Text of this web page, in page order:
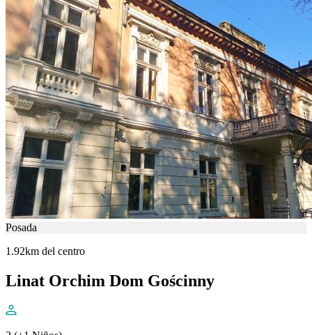
Posada
1.92km del centro
Linat Orchim Dom Gościnny